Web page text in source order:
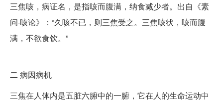
三焦咳，病证名，是指咳而腹满，纳食减少者。出自《素
问·咳论》：“久咳不已，则三焦受之。三焦咳状，咳而腹
满，不欲食饮。”
二 病因病机
三焦在人体内是五脏六腑中的一腑，它在人的生命运动中